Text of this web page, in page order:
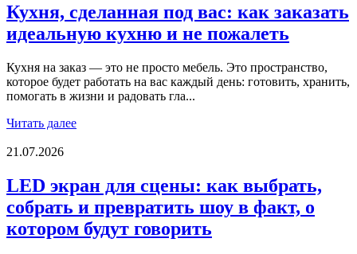
Кухня, сделанная под вас: как заказать
идеальную кухню и не пожалеть
Кухня на заказ — это не просто мебель. Это пространство,
которое будет работать на вас каждый день: готовить, хранить,
помогать в жизни и радовать гла...
Читать далее
21.07.2026
LED экран для сцены: как выбрать,
собрать и превратить шоу в факт, о
котором будут говорить